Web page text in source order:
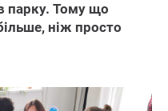
парку. Тому що
ніж просто